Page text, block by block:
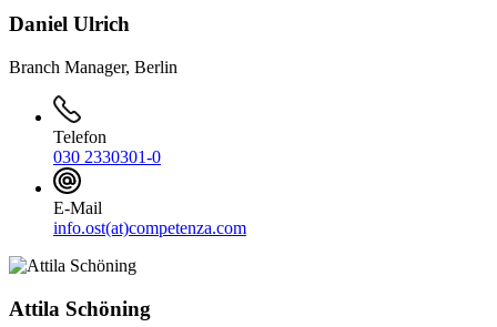
Daniel Ulrich
Branch Manager, Berlin
Telefon
030 2330301-0
E-Mail
info.ost(at)competenza.com
Attila Schöning